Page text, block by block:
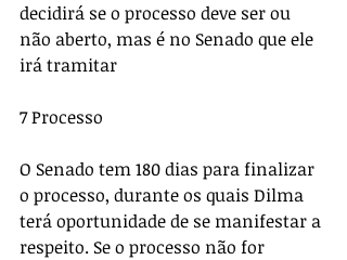
decidirá se o processo deve ser ou
não aberto, mas é no Senado que ele
irá tramitar
7 Processo
O Senado tem 180 dias para finalizar
o processo, durante os quais Dilma
terá oportunidade de se manifestar a
respeito. Se o processo não for